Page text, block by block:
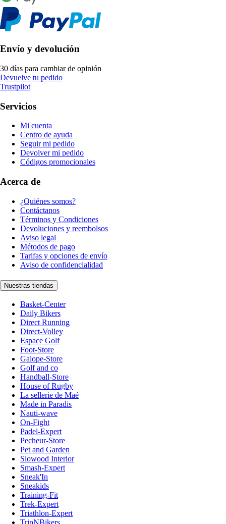
Envío y devolución
30 días para cambiar de opinión
Devuelve tu pedido
Trustpilot
Servicios
Mi cuenta
Centro de ayuda
Seguir mi pedido
Devolver mi pedido
Códigos promocionales
Acerca de
¿Quiénes somos?
Contáctanos
Términos y Condiciones
Devoluciones y reembolsos
Aviso legal
Métodos de pago
Tarifas y opciones de envío
Aviso de confidencialidad
Nuestras tiendas
Basket-Center
Daily Bikers
Direct Running
Direct-Volley
Espace Golf
Foot-Store
Galope-Store
Golf and co
Handball-Store
House of Rugby
La sellerie de Maé
Made in Paradis
Nauti-wave
On-Fight
Padel-Expert
Pecheur-Store
Pet and Garden
Slowood Interior
Smash-Expert
Sneak'In
Sneakids
Training-Fit
Trek-Expert
Triathlon-Expert